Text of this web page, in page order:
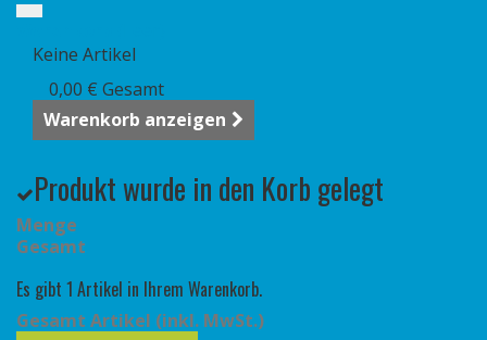
Keine Artikel
0,00 € Gesamt
Warenkorb anzeigen
Produkt wurde in den Korb gelegt
Menge
Gesamt
Es gibt 1 Artikel in Ihrem Warenkorb.
Gesamt Artikel (inkl. MwSt.)